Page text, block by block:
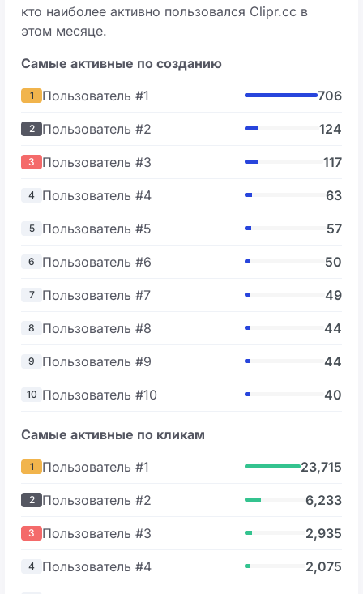
кто наиболее активно пользовался Clipr.cc в
этом месяце.
Самые активные по созданию
1 Пользователь #1 706
2 Пользователь #2 124
3 Пользователь #3 117
4 Пользователь #4 63
5 Пользователь #5 57
6 Пользователь #6 50
7 Пользователь #7 49
8 Пользователь #8 44
9 Пользователь #9 44
10 Пользователь #10 40
Самые активные по кликам
1 Пользователь #1 23,715
2 Пользователь #2 6,233
3 Пользователь #3 2,935
4 Пользователь #4 2,075